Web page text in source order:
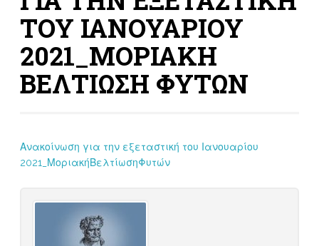
ΤΟΥ ΙΑΝΟΥΑΡΙΟΥ
2021_ΜΟΡΙΑΚΗ
ΒΕΛΤΙΩΣΗ ΦΥΤΩΝ
Ανακοίνωση για την εξεταστική του Ιανουαρίου
2021_ΜοριακήΒελτίωσηΦυτών